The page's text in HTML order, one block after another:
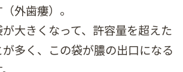
外歯瘻）。
大きくなって、許容量を超えた
多く、この袋が膿の出口になる